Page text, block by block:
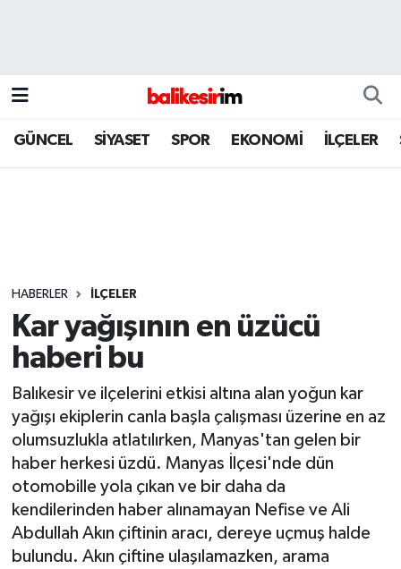
GÜNCEL SİYASET SPOR EKONOMİ İLÇELER
HABERLER İLÇELER
Kar yağışının en üzücü
haberi bu
Balıkesir ve ilçelerini etkisi altına alan yoğun kar
yağışı ekiplerin canla başla çalışması üzerine en az
olumsuzlukla atlatılırken, Manyas'tan gelen bir
haber herkesi üzdü. Manyas İlçesi'nde dün
otomobille yola çıkan ve bir daha da
kendilerinden haber alınamayan Nefise ve Ali
Abdullah Akın çiftinin aracı, dereye uçmuş halde
bulundu. Akın çiftine ulaşılamazken, arama